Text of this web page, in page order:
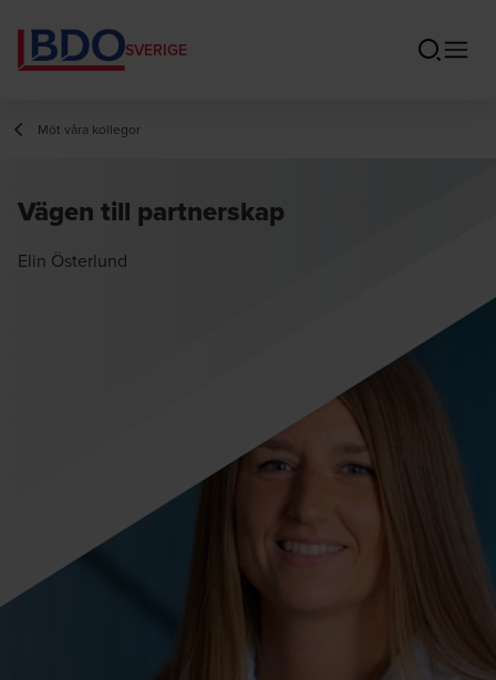
SVERIGE
Möt våra kollegor
Vägen till partnerskap
Elin Österlund